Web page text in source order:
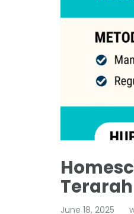
Terarah
June 18, 2025